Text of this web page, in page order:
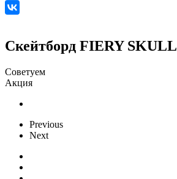
Скейтборд FIERY SKULL
Советуем
Акция
Previous
Next